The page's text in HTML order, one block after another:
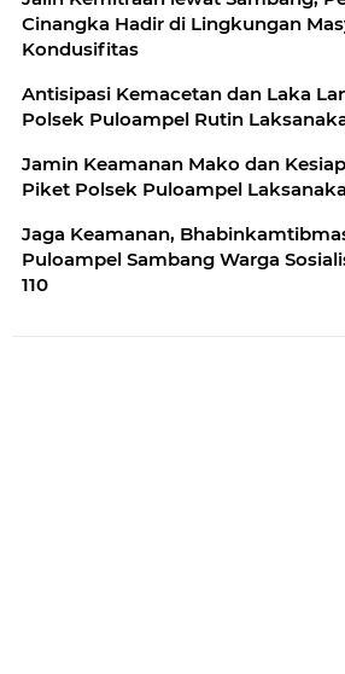
Cinangka Hadir di Lingkungan
Kondusifitas
Antisipasi Kemacetan dan Laka
Polsek Puloampel Rutin
Jamin Keamanan Mako dan
Piket Polsek Puloampel
Jaga Keamanan,
Puloampel Sambang Warga
110